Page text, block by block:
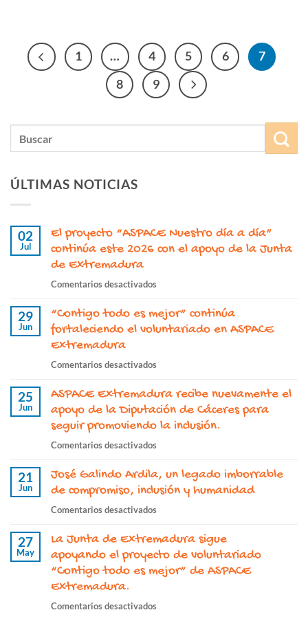
1 … 4 5 6
7
8
9
ÚLTIMAS NOTICIAS
02
Jul
El proyecto “ASPACE Nuestro día a día”
continúa este 2026 con el apoyo de la Junta
de Extremadura
Comentarios desactivadosen
proyecto
“ASPACE
a
continúa
este
2026
apoyo
de
Junta
Extremadura
29
Jun
“Contigo todo es mejor” continúa
fortaleciendo el voluntariado en ASPACE
Extremadura
Comentarios desactivadosen
todo
es
mejor”
fortaleciendo
voluntariado
en
25
Jun
ASPACE Extremadura recibe nuevamente el
apoyo de la Diputación de Cáceres para
seguir promoviendo la inclusión.
Comentarios desactivadosen
Extremadura
recibe
de
la
Diputación
21
Jun
José Galindo Ardila, un legado imborrable
de compromiso, inclusión y humanidad
Comentarios desactivadosen
Galindo
Ardila,
un
de
27
May
La Junta de Extremadura sigue
apoyando el proyecto de voluntariado
“Contigo todo es mejor” de ASPACE
Extremadura.
Comentarios desactivadosen